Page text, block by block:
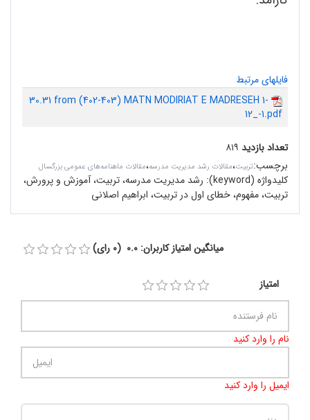
فایلهای مرتبط
30.31 from (402-403) MATN MODIRIAT E MADRESEH 1-
12_-1.pdf
تعداد بازدید ۸۱۹
برچسب:تربیت،مقالات رشد مدیریت مدرسه،مقالات ماهنامه‌های عمومی بزرگسال
کلیدواژه (keyword):
رشد مدیریت مدرسه، تربیت، آموزش و پرورش،
تربیت، مفهوم، خطای اول در تربیت، ابراهیم اصلانی
میانگین امتیاز کاربران: 0.0 (0 رای)
امتیاز
نام را وارد کنید
ایمیل را وارد کنید